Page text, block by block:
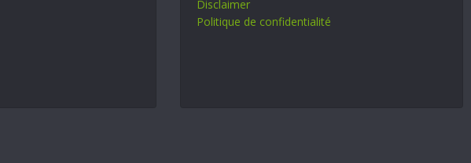
Disclaimer
Politique de confidentialité